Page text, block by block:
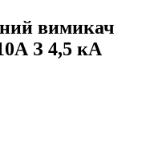
вимикач
З 4,5 кА